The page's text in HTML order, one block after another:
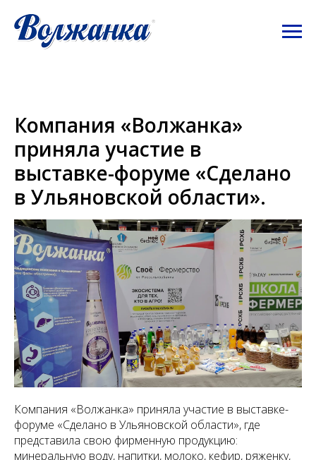
Компания «Волжанка»
приняла участие в
выставке-форуме «Сделано
в Ульяновской области».
Компания «Волжанка» приняла участие в выставке-
форуме «Сделано в Ульяновской области», где
представила свою фирменную продукцию:
минеральную воду, напитки, молоко, кефир, ряженку,